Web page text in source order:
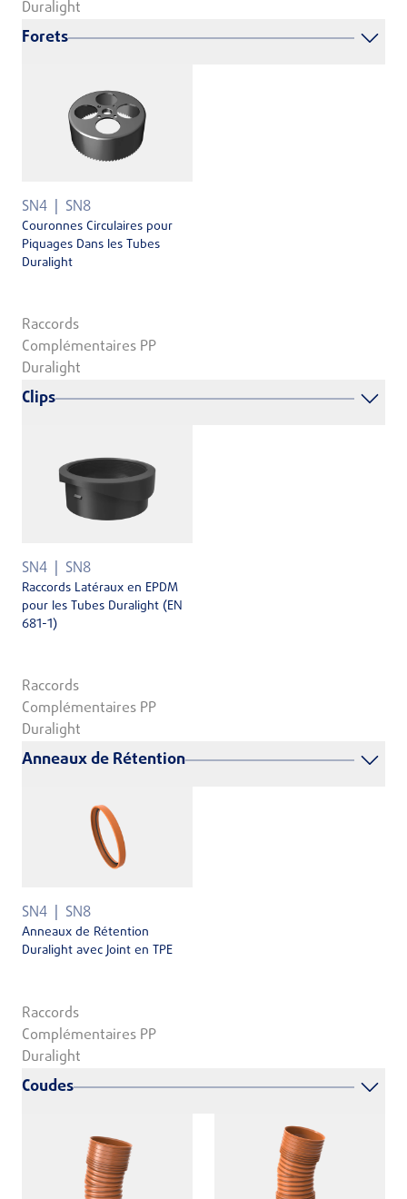
Duralight
Forets
SN4 SN8
Couronnes Circulaires pour
Piquages Dans les Tubes
Duralight
Raccords
Complémentaires PP
Duralight
Clips
SN4 SN8
Raccords Latéraux en EPDM
pour les Tubes Duralight (EN
681-1)
Raccords
Complémentaires PP
Duralight
Anneaux de Rétention
SN4 SN8
Anneaux de Rétention
Duralight avec Joint en TPE
Raccords
Complémentaires PP
Duralight
Coudes